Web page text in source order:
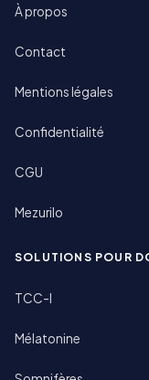
À propos
Contact
Mentions légales
Confidentialité
CGU
Mezurilo
SOLUTIONS POUR
TCC-I
Mélatonine